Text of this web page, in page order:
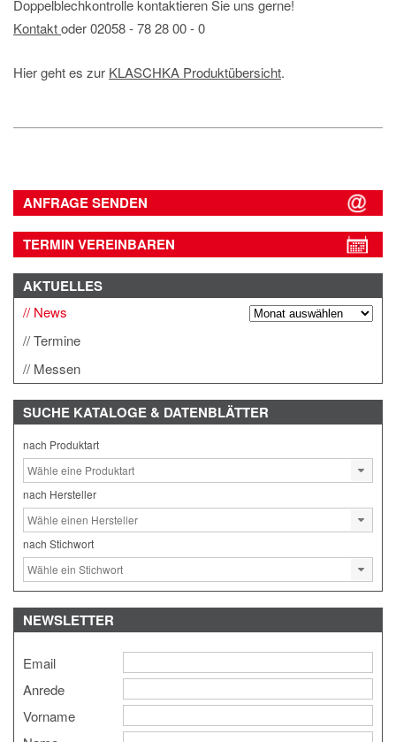
Doppelblechkontrolle kontaktieren Sie uns gerne!
Kontaktoder 02058 ‐ 78 28 00 ‐ 0
Hier geht es zur KLASCHKA Produktübersicht.
ANFRAGE SENDEN
TERMIN VEREINBAREN
AKTUELLES
News
Termine
Messen
SUCHE KATALOGE & DATENBLÄTTER
nach Produktart
nach Hersteller
nach Stichwort
NEWSLETTER
Email
Anrede
Vorname